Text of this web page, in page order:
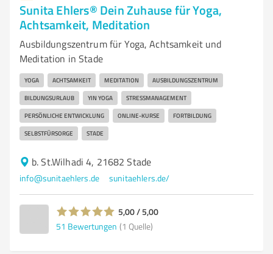
Sunita Ehlers® Dein Zuhause für Yoga,
Achtsamkeit, Meditation
Ausbildungszentrum für Yoga, Achtsamkeit und
Meditation in Stade
YOGA ACHTSAMKEIT MEDITATION AUSBILDUNGSZENTRUM
BILDUNGSURLAUB YIN YOGA STRESSMANAGEMENT
PERSÖNLICHE ENTWICKLUNG ONLINE-KURSE FORTBILDUNG
SELBSTFÜRSORGE STADE
b. St.Wilhadi 4, 21682 Stade
info@sunitaehlers.de sunitaehlers.de/
5,00 / 5,00
51 Bewertungen (1 Quelle)